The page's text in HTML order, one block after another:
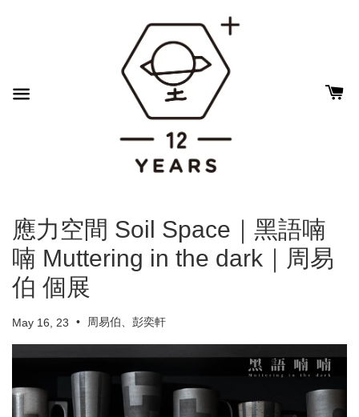
應力空間 Soil Space｜黑語喃
喃 Muttering in the dark｜周易
伯 個展
May 16, 23 • 周易伯、彭奕軒